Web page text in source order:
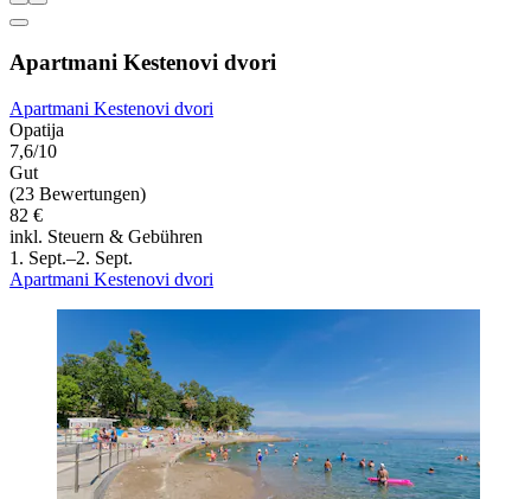
Apartmani Kestenovi dvori
Apartmani Kestenovi dvori
Opatija
7,6/10
Gut
(23 Bewertungen)
82 €
inkl. Steuern & Gebühren
1. Sept.–2. Sept.
Apartmani Kestenovi dvori